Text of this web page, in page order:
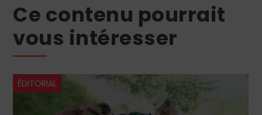
Ce contenu pourrait
vous intéresser
ÉDITORIAL